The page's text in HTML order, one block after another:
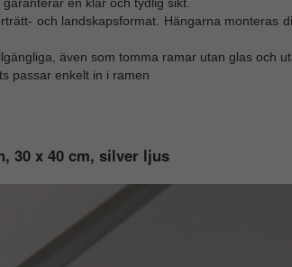
och landskapsformat. Hängarna monteras
även som tomma ramar utan glas och
passar enkelt in i ramen
30 x 40 cm, silver ljus